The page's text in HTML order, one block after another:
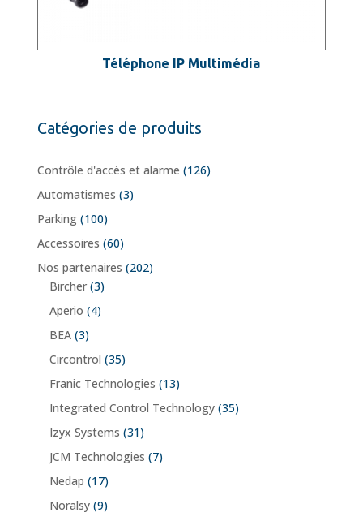
Téléphone IP Multimédia
Catégories de produits
Contrôle d'accès et alarme (126)
Automatismes (3)
Parking (100)
Accessoires (60)
Nos partenaires (202)
Bircher (3)
Aperio (4)
BEA (3)
Circontrol (35)
Franic Technologies (13)
Integrated Control Technology (35)
Izyx Systems (31)
JCM Technologies (7)
Nedap (17)
Noralsy (9)